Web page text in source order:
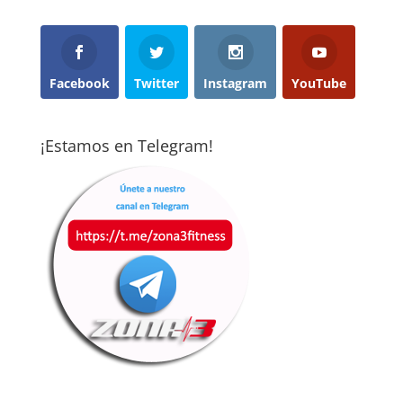
Facebook Twitter Instagram YouTube
¡Estamos en Telegram!